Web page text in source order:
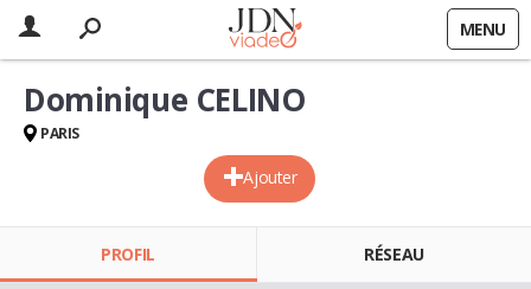
MENU
Ajouter
Dominique CELINO
PARIS
PROFIL RÉSEAU